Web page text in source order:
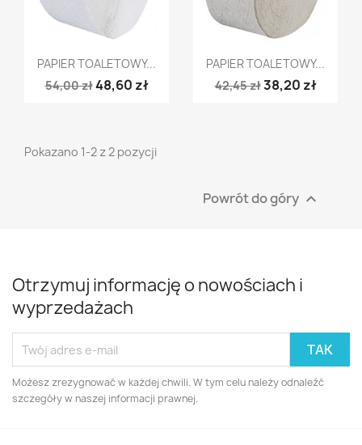
Szybki podgląd
PAPIER TOALETOWY...
54,00 zł48,60 zł
Szybki podgląd
PAPIER TOALETOWY...
42,45 zł38,20 zł
Pokazano 1-2 z 2 pozycji
Powrót do góry 
Otrzymuj informację o nowościach i
wyprzedażach
Możesz zrezygnować w każdej chwili. W tym celu należy odnaleźć
szczegóły w naszej informacji prawnej.